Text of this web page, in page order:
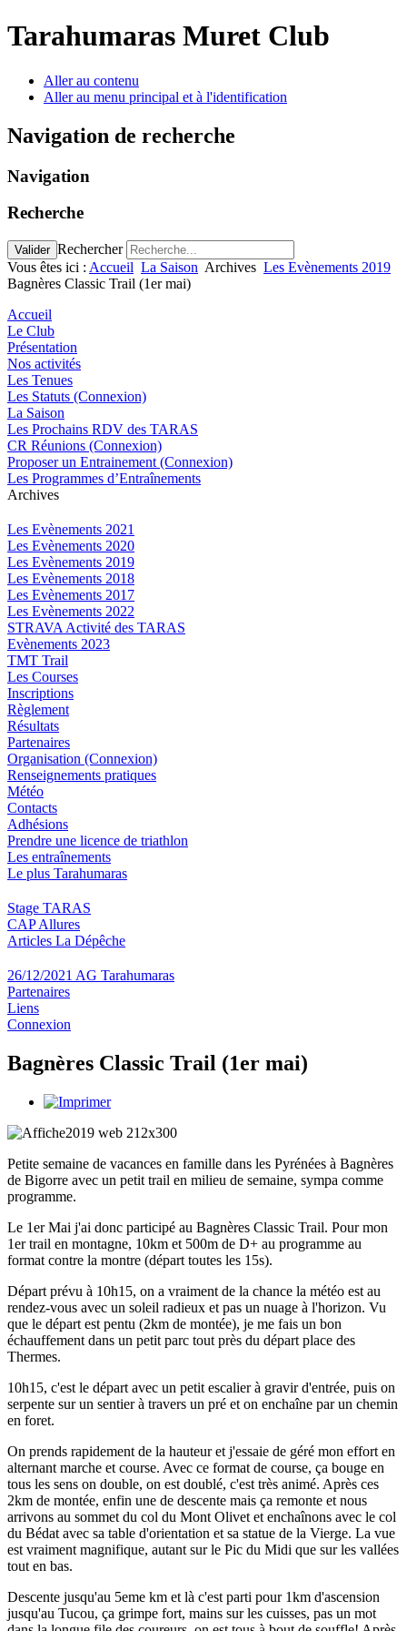
Tarahumaras Muret Club
Aller au contenu
Aller au menu principal et à l'identification
Navigation de recherche
Navigation
Recherche
Valider Rechercher
Vous êtes ici : Accueil La Saison Archives Les Evènements 2019
Bagnères Classic Trail (1er mai)
Accueil
Le Club
Présentation
Nos activités
Les Tenues
Les Statuts (Connexion)
La Saison
Les Prochains RDV des TARAS
CR Réunions (Connexion)
Proposer un Entrainement (Connexion)
Les Programmes d’Entraînements
Archives
Les Evènements 2021
Les Evènements 2020
Les Evènements 2019
Les Evènements 2018
Les Evènements 2017
Les Evènements 2022
STRAVA Activité des TARAS
Evènements 2023
TMT Trail
Les Courses
Inscriptions
Règlement
Résultats
Partenaires
Organisation (Connexion)
Renseignements pratiques
Météo
Contacts
Adhésions
Prendre une licence de triathlon
Les entraînements
Le plus Tarahumaras
Stage TARAS
CAP Allures
Articles La Dépêche
26/12/2021 AG Tarahumaras
Partenaires
Liens
Connexion
Bagnères Classic Trail (1er mai)
Petite semaine de vacances en famille dans les Pyrénées à Bagnères
de Bigorre avec un petit trail en milieu de semaine, sympa comme
programme.
Le 1er Mai j'ai donc participé au Bagnères Classic Trail. Pour mon
1er trail en montagne, 10km et 500m de D+ au programme au
format contre la montre (départ toutes les 15s).
Départ prévu à 10h15, on a vraiment de la chance la météo est au
rendez-vous avec un soleil radieux et pas un nuage à l'horizon. Vu
que le départ est pentu (2km de montée), je me fais un bon
échauffement dans un petit parc tout près du départ place des
Thermes.
10h15, c'est le départ avec un petit escalier à gravir d'entrée, puis on
serpente sur un sentier à travers un pré et on enchaîne par un chemin
en foret.
On prends rapidement de la hauteur et j'essaie de géré mon effort en
alternant marche et course. Avec ce format de course, ça bouge en
tous les sens on double, on est doublé, c'est très animé. Après ces
2km de montée, enfin une de descente mais ça remonte et nous
arrivons au sommet du col du Mont Olivet et enchaînons avec le col
du Bédat avec sa table d'orientation et sa statue de la Vierge. La vue
est vraiment magnifique, autant sur le Pic du Midi que sur les vallées
tout en bas.
Descente jusqu'au 5eme km et là c'est parti pour 1km d'ascension
jusqu'au Tucou, ça grimpe fort, mains sur les cuisses, pas un mot